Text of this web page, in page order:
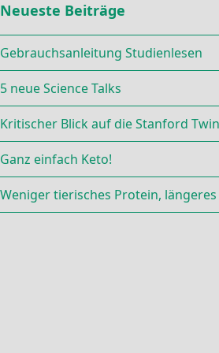
Neueste Beiträge
Gebrauchsanleitung Studienlesen
5 neue Science Talks
Kritischer Blick auf die Stanford
Ganz einfach Keto!
Weniger tierisches Protein, längeres